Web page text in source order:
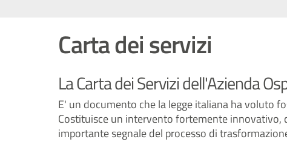
Carta dei servizi
La Carta dei Servizi dell'Azienda
E' un documento che la legge italiana ha voluto
Costituisce un intervento fortemente innovativo,
importante segnale del processo di